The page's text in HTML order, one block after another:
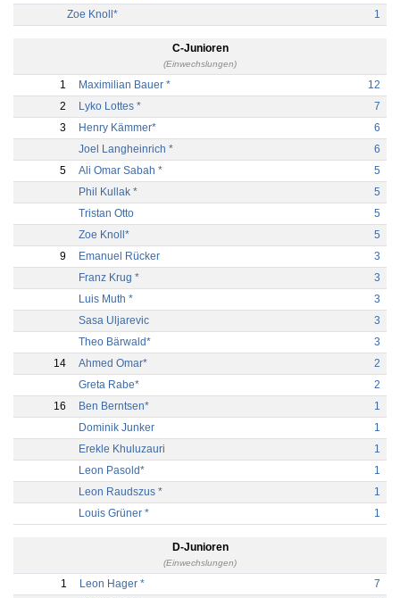
Zoe Knoll*
1
C-Junioren
(Einwechslungen)
1 Maximilian Bauer *
12
2
Lyko Lottes *
7
3
Henry Kämmer*
6
Joel Langheinrich *
6
5
Ali Omar Sabah *
5
Phil Kullak *
5
Tristan Otto
5
Zoe Knoll*
5
9
Emanuel Rücker
3
Franz Krug *
3
Luis Muth *
3
Sasa Uljarevic
3
Theo Bärwald*
3
14
Ahmed Omar*
2
Greta Rabe*
2
16
Ben Berntsen*
1
Dominik Junker
1
Erekle Khuluzauri
1
Leon Pasold*
1
Leon Raudszus *
1
Louis Grüner *
1
D-Junioren
(Einwechslungen)
1 Leon Hager *
7